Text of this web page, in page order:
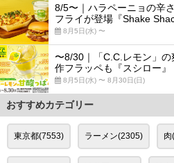
8/5〜｜ハラペーニョの辛
フライが登場『Shake
8月5日(水) 〜
〜8/30｜「C.C.レモン」
作フラッペも『スシロー』
8月5日(水) 〜 8月30日(日)
おすすめカテゴリー
東京都(7553) ラーメン(2305)